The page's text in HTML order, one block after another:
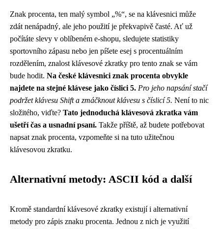
Znak procenta, ten malý symbol „%“, se na klávesnici může
zdát nenápadný, ale jeho použití je překvapivě časté. Ať už
počítáte slevy v oblíbeném e-shopu, sledujete statistiky
sportovního zápasu nebo jen píšete esej s procentuálním
rozdělením, znalost klávesové zkratky pro tento znak se vám
bude hodit. Na české klávesnici znak procenta obvykle
najdete na stejné klávese jako číslici 5. Pro jeho napsání stačí
podržet klávesu Shift a zmáčknout klávesu s číslicí 5. Není to nic
složitého, viďte? Tato jednoduchá klávesová zkratka vám
ušetří čas a usnadní psaní. Takže příště, až budete potřebovat
napsat znak procenta, vzpomeňte si na tuto užitečnou
klávesovou zkratku.
Alternativní metody: ASCII kód a další
Kromě standardní klávesové zkratky existují i alternativní
metody pro zápis znaku procenta. Jednou z nich je využití